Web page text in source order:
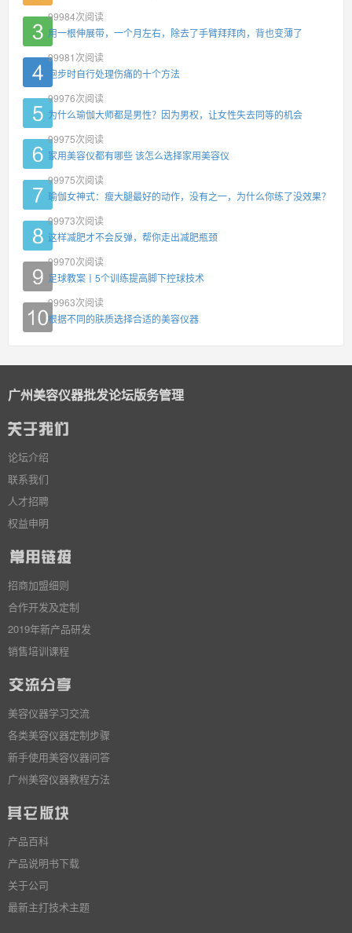
99984次阅读
用一根伸展带，一个月左右，除去了手臂拜拜肉，背也变薄了
99981 次阅读
跑步时自行处理伤痛的十个方法
99976次阅读
为什么瑜伽大师都是男性？因为男权，让女性失去同等的机会
99975次阅读
家用美容仪都有哪些 该怎么选择家用美容仪
99975次阅读
瑜伽女神式：瘦大腿最好的动作，没有之一，为什么你练了没效果？
99973次阅读
这样减肥才不会反弹，帮你走出减肥瓶颈
99970次阅读
足球教案丨5个训练提高脚下控球技术
99963次阅读
根据不同的肤质选择合适的美容仪器
广州美容仪器批发论坛版务管理
论坛介绍
联系我们
人才招聘
权益申明
招商加盟细则
合作开发及定制
2019年新产品研发
销售培训课程
美容仪器学习交流
各类美容仪器定制步骤
新手使用美容仪器问答
广州美容仪器教程方法
产品百科
产品说明书下载
关于公司
最新主打技术主题